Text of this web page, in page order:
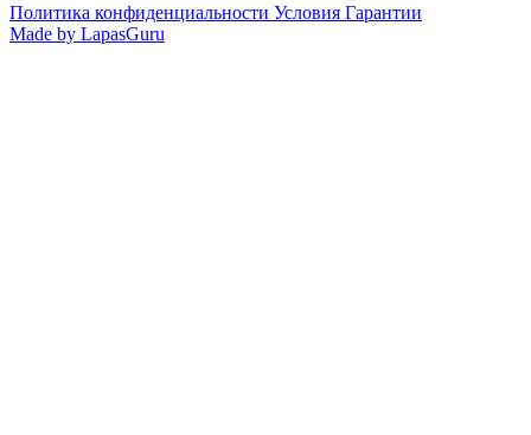
Политика конфиденциальности Условия Гарантии
Made by LapasGuru